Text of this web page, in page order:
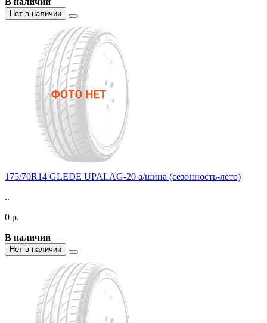
Нет в наличии
175/70R14 GLEDE UPALAG-20 а/шина (сезонность-лето)
..
0 р.
В наличии
Нет в наличии